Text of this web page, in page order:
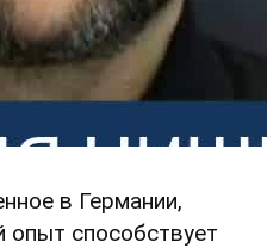
в Германии,
опыт способствует